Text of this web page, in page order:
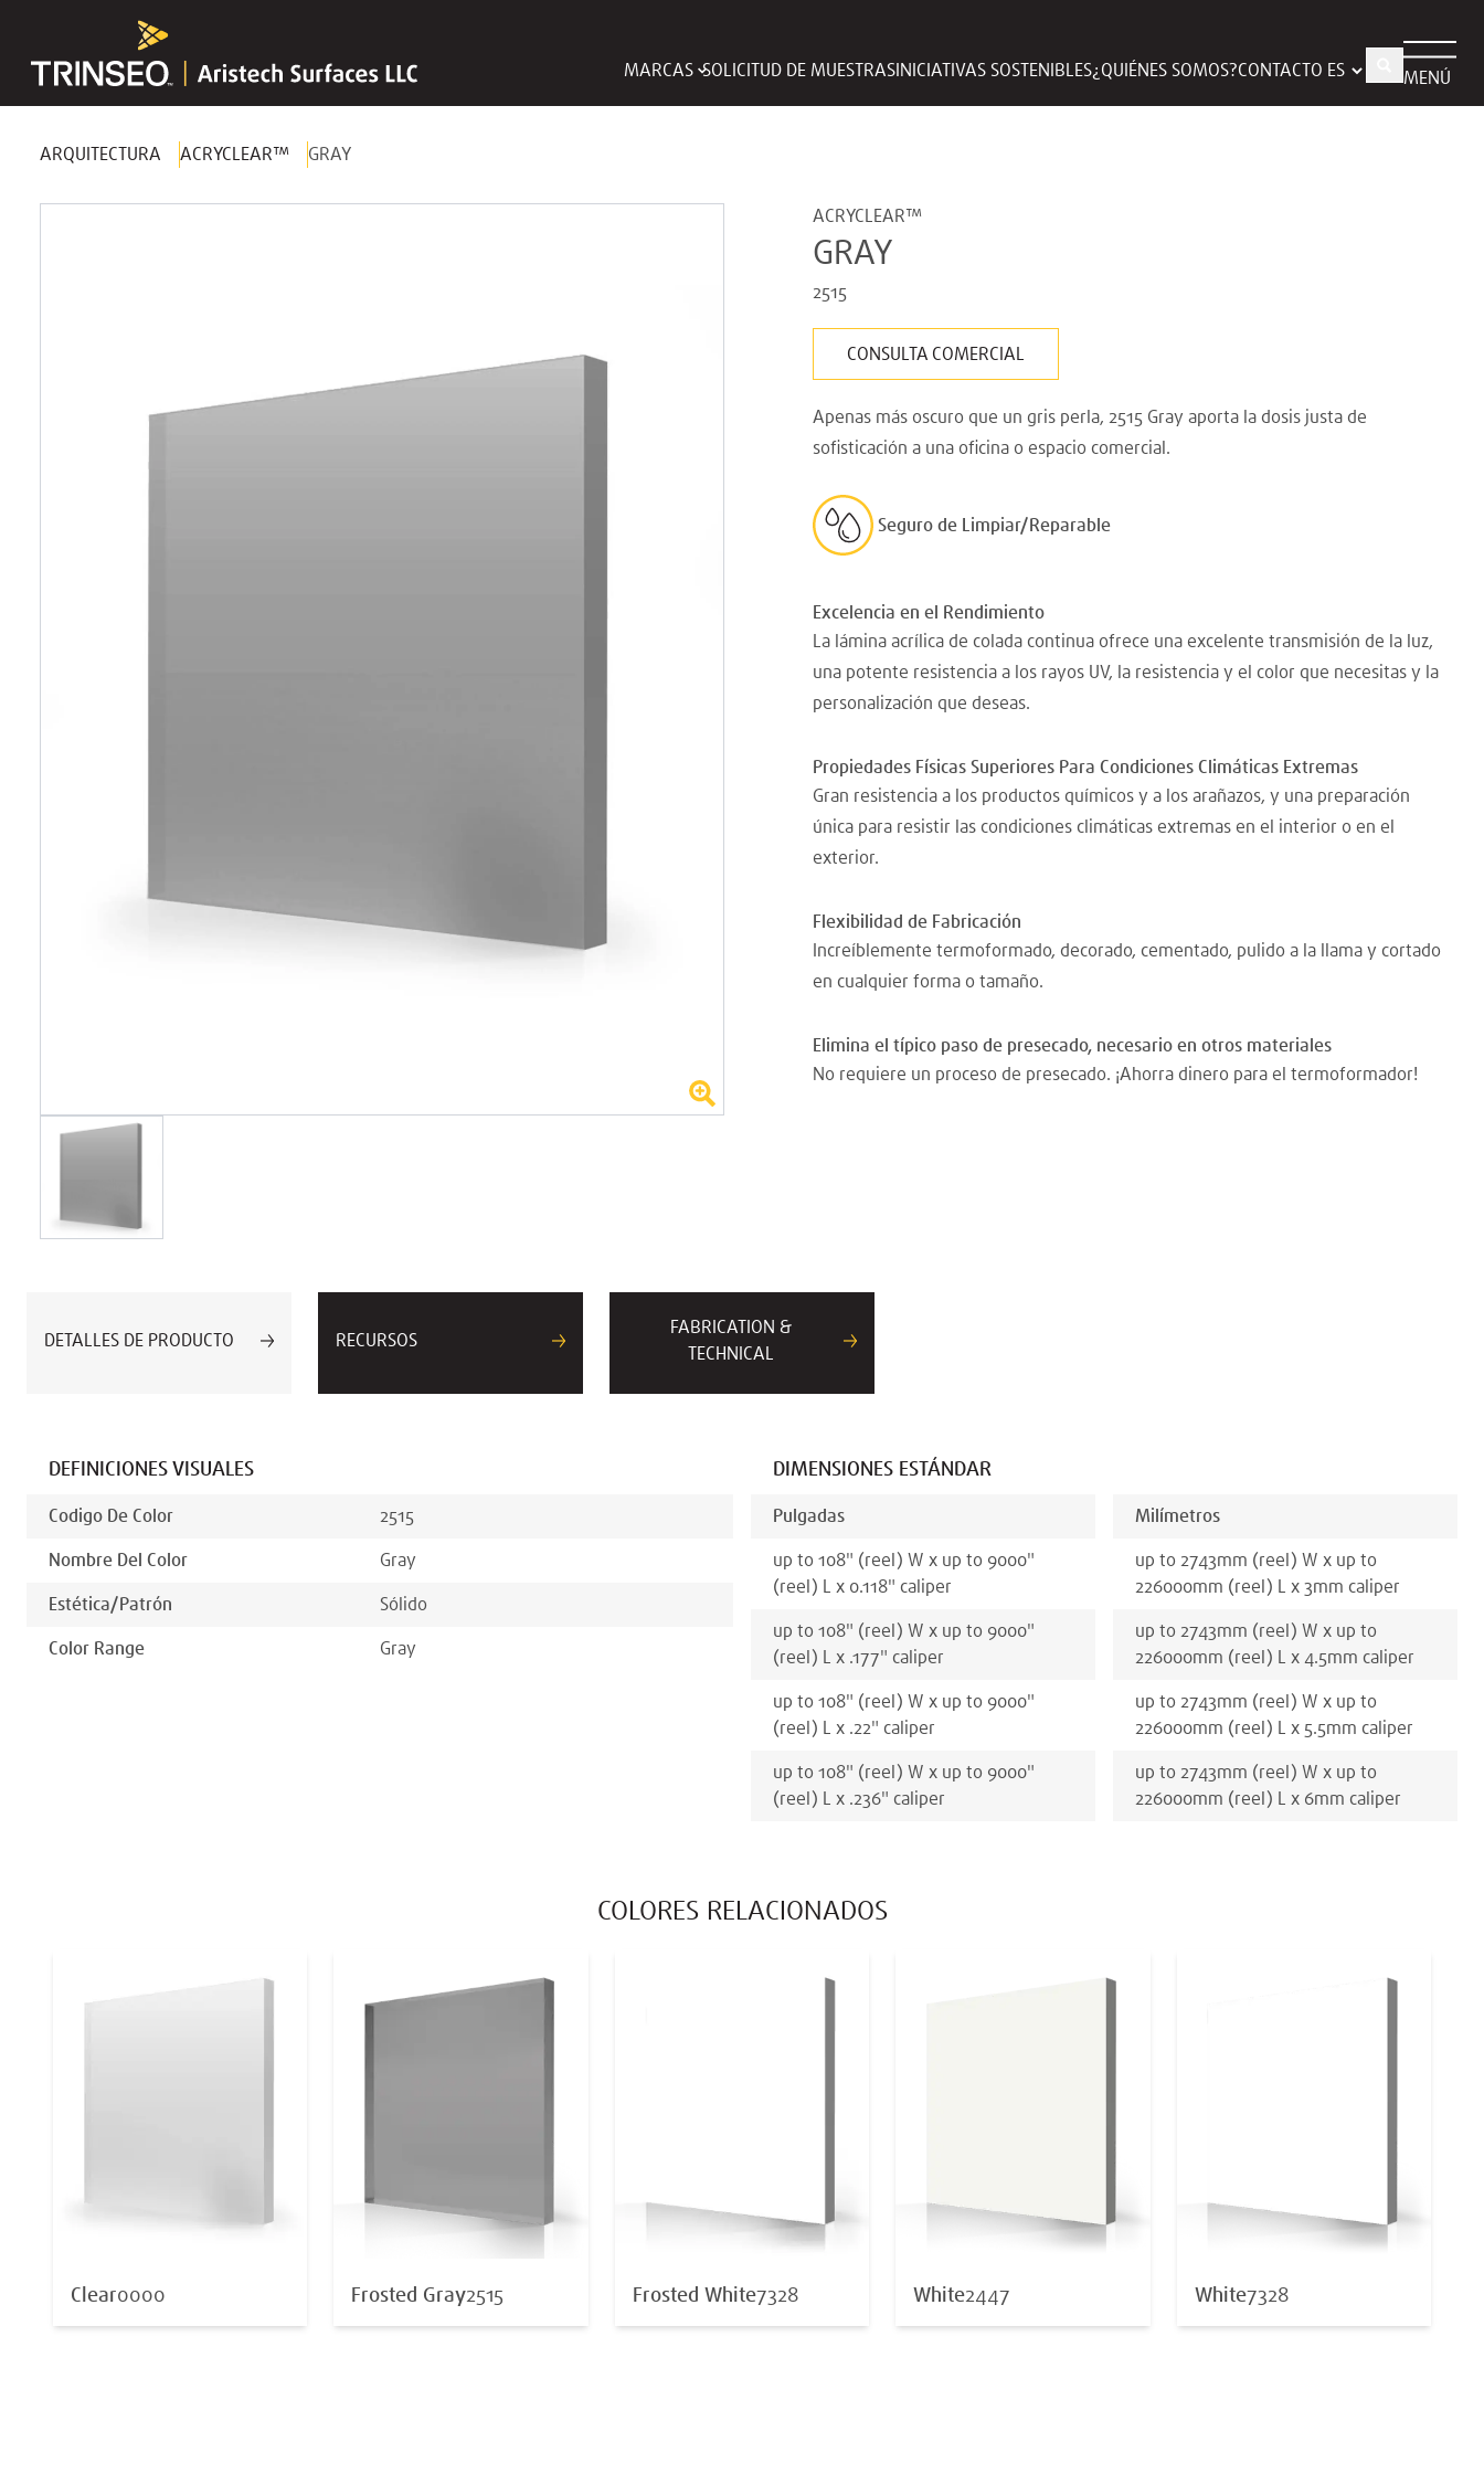
MARCAS SOLICITUD DE MUESTRAS INICIATIVAS SOSTENIBLES¿QUIÉNES SOMOS?CONTACTO MENÚ
ARQUITECTURA ACRYCLEAR™ GRAY
ACRYCLEAR™
GRAY
2515
CONSULTA COMERCIAL
Apenas más oscuro que un gris perla, 2515 Gray aporta la dosis justa de
sofisticación a una oficina o espacio comercial.
Seguro de Limpiar/Reparable
Excelencia en el Rendimiento
La lámina acrílica de colada continua ofrece una excelente transmisión de la luz,
una potente resistencia a los rayos UV, la resistencia y el color que necesitas y la
personalización que deseas.
Propiedades Físicas Superiores Para Condiciones Climáticas Extremas
Gran resistencia a los productos químicos y a los arañazos, y una preparación
única para resistir las condiciones climáticas extremas en el interior o en el
exterior.
Flexibilidad de Fabricación
Increíblemente termoformado, decorado, cementado, pulido a la llama y cortado
en cualquier forma o tamaño.
Elimina el típico paso de presecado, necesario en otros materiales
No requiere un proceso de presecado. ¡Ahorra dinero para el termoformador!
DETALLES DE PRODUCTO RECURSOS
FABRICATION &
TECHNICAL
DEFINICIONES VISUALES
Codigo De Color 2515
Nombre Del Color Gray
Estética/patrón Sólido
Color Range Gray
DIMENSIONES ESTÁNDAR
Pulgadas
up to 108" (reel) W x up to 9000"
(reel) L x 0.118" caliper
up to 108" (reel) W x up to 9000"
(reel) L x .177" caliper
up to 108" (reel) W x up to 9000"
(reel) L x .22" caliper
up to 108" (reel) W x up to 9000"
(reel) L x .236" caliper
Milímetros
up to 2743mm (reel) W x up to
226000mm (reel) L x 3mm caliper
up to 2743mm (reel) W x up to
226000mm (reel) L x 4.5mm caliper
up to 2743mm (reel) W x up to
226000mm (reel) L x 5.5mm caliper
up to 2743mm (reel) W x up to
226000mm (reel) L x 6mm caliper
COLORES RELACIONADOS
Clear0000 Frosted Gray2515 Frosted White7328 White2447 White7328